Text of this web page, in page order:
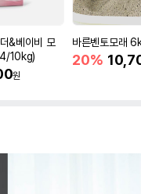
&베이비 모
10kg)
원
바른벤토모래
20%